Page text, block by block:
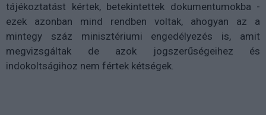
tájékoztatást kértek, betekintettek dokumentumokba -
ezek azonban mind rendben voltak, ahogyan az a
mintegy száz minisztériumi engedélyezés is, amit
megvizsgáltak de azok jogszerűségeihez és
indokoltságihoz nem fértek kétségek.